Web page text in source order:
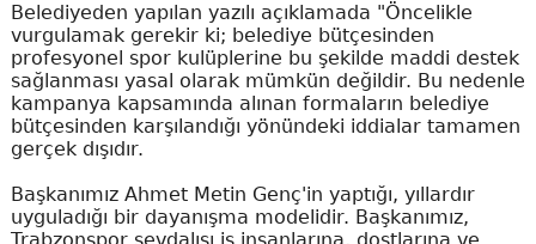
Belediyeden yapılan yazılı açıklamada "Öncelikle
vurgulamak gerekir ki; belediye bütçesinden
profesyonel spor kulüplerine bu şekilde maddi destek
sağlanması yasal olarak mümkün değildir. Bu nedenle
kampanya kapsamında alınan formaların belediye
bütçesinden karşılandığı yönündeki iddialar tamamen
gerçek dışıdır.
Başkanımız Ahmet Metin Genç'in yaptığı, yıllardır
uyguladığı bir dayanışma modelidir. Başkanımız,